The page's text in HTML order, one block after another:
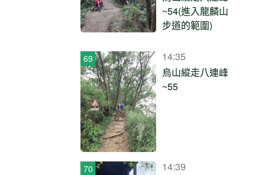
~54(進入龍麟山
步道的範圍)
14:35
烏山縱走八連峰
~55
14:39